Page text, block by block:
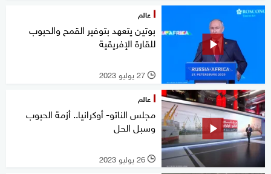
عالم
بوتين يتعهد بتوفير القمح والحبوب
للقارة الإفريقية
l 27 يوليو 2023
عالم
مجلس الناتو- أوكرانيا.. أزمة الحبوب
وسبل الحل
l 26 يوليو 2023